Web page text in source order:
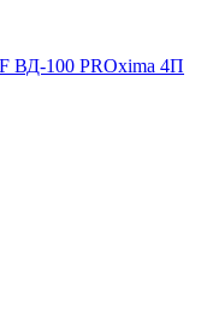
ВД-100 PROxima 4П